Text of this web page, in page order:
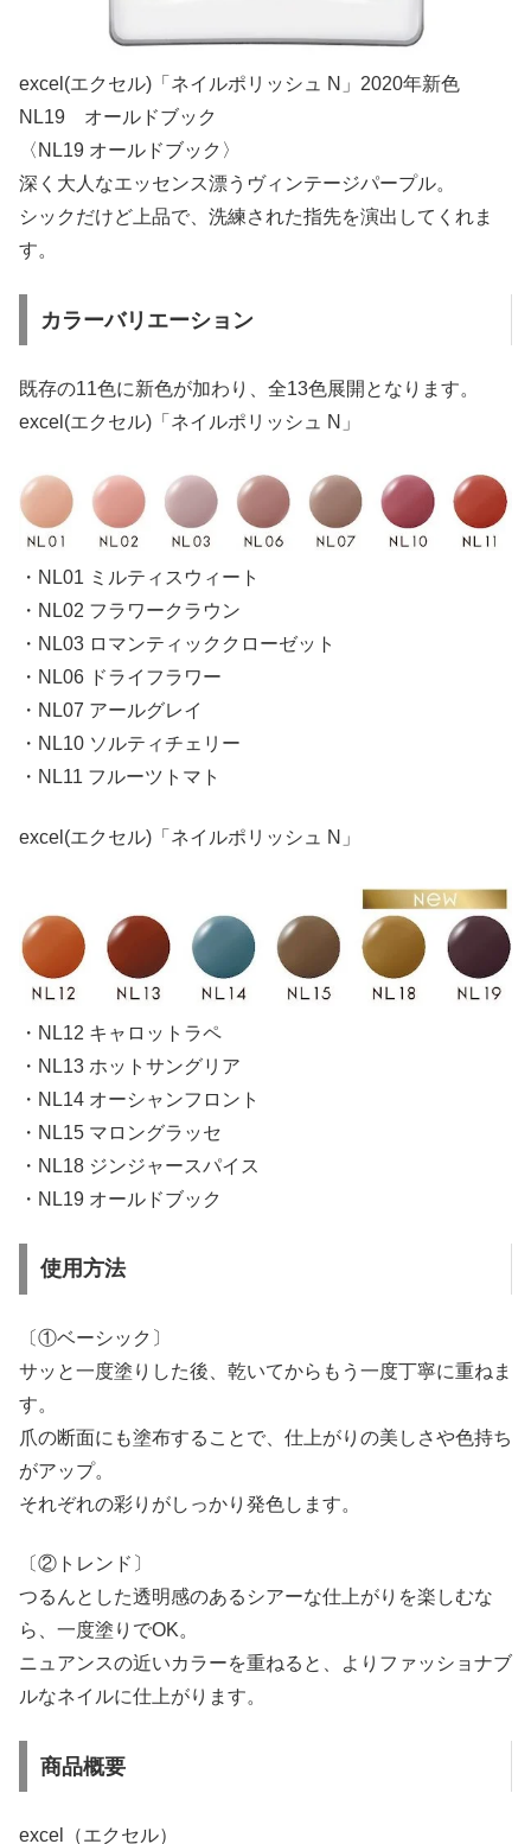
excel(エクセル)「ネイルポリッシュ N」2020年新色
NL19 オールドブック
〈NL19 オールドブック〉
深く大人なエッセンス漂うヴィンテージパープル。
シックだけど上品で、洗練された指先を演出してくれま
す。
カラーバリエーション
既存の11色に新色が加わり、全13色展開となります。
excel(エクセル)「ネイルポリッシュ N」
・NL01 ミルティスウィート
・NL02 フラワークラウン
・NL03 ロマンティッククローゼット
・NL06 ドライフラワー
・NL07 アールグレイ
・NL10 ソルティチェリー
・NL11 フルーツトマト
excel(エクセル)「ネイルポリッシュ N」
・NL12 キャロットラペ
・NL13 ホットサングリア
・NL14 オーシャンフロント
・NL15 マロングラッセ
・NL18 ジンジャースパイス
・NL19 オールドブック
使用方法
〔①ベーシック〕
サッと一度塗りした後、乾いてからもう一度丁寧に重ねま
す。
爪の断面にも塗布することで、仕上がりの美しさや色持ち
がアップ。
それぞれの彩りがしっかり発色します。
〔②トレンド〕
つるんとした透明感のあるシアーな仕上がりを楽しむな
ら、一度塗りでOK。
ニュアンスの近いカラーを重ねると、よりファッショナブ
ルなネイルに仕上がります。
商品概要
excel（エクセル）